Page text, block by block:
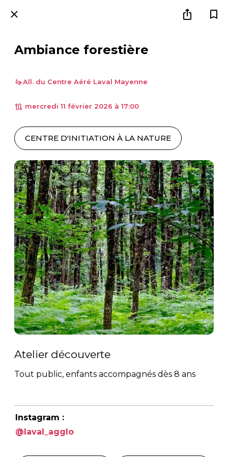
Ambiance forestière
All. du Centre Aéré Laval Mayenne
mercredi 11 février 2026 à 17:00
CENTRE D'INITIATION À LA NATURE
Atelier découverte
Tout public, enfants accompagnés dès 8 ans
Instagram :
@laval_agglo